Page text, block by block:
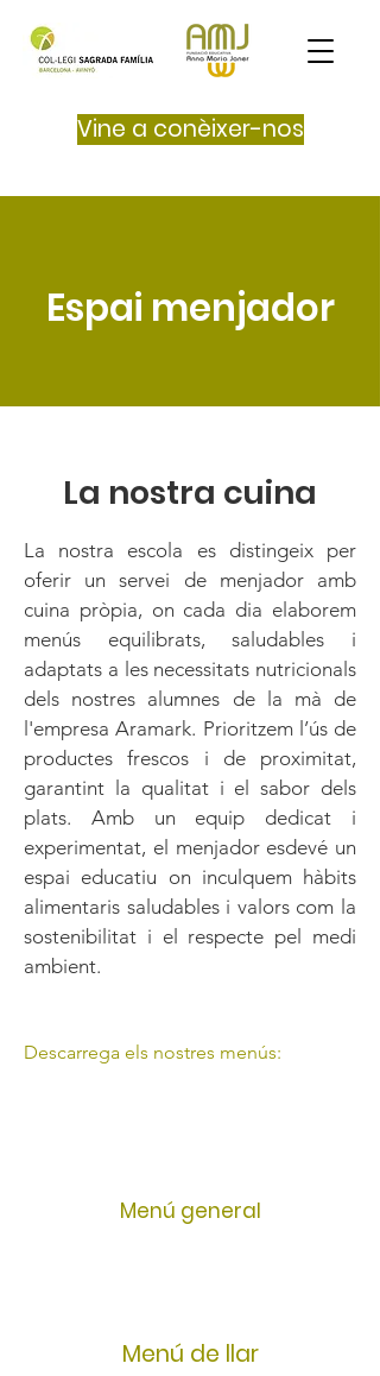
Vine a conèixer-nos
Espai menjador
La nostra cuina
La nostra escola es distingeix per
oferir un servei de menjador amb
cuina pròpia, on cada dia elaborem
menús equilibrats, saludables i
adaptats a les necessitats nutricionals
dels nostres alumnes de la mà de
l'empresa Aramark. Prioritzem l’ús de
productes frescos i de proximitat,
garantint la qualitat i el sabor dels
plats. Amb un equip dedicat i
experimentat, el menjador esdevé un
espai educatiu on inculquem hàbits
alimentaris saludables i valors com la
sostenibilitat i el respecte pel medi
ambient.
Descarrega els nostres menús:
Menú general
Menú de llar